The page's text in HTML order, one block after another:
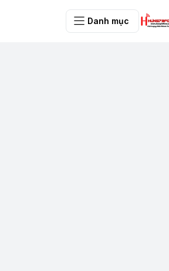
Danh mục